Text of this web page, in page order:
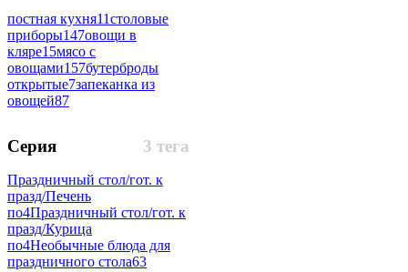
постная кухня11столовые
приборы147овощи в
кляре15мясо с
овощами157бутерброды
открытые7запеканка из
овощей87
3 тега
Серия
Праздничный стол/гот. к
празд/Печень
по4Праздничный стол/гот. к
празд/Курица
по4Необычные блюда для
праздничного стола63